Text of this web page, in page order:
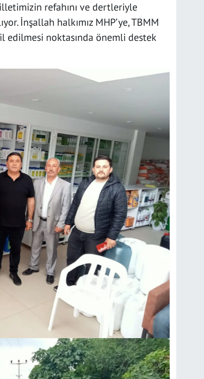
refahını ve dertleriyle
İnşallah halkımız MHP’ye, TBMM
edilmesi noktasında önemli destek